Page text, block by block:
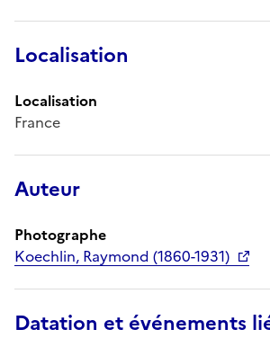
Localisation
Localisation
France
Auteur
Photographe
Koechlin, Raymond (1860-1931)
Datation et événements